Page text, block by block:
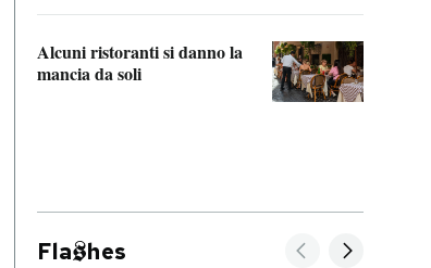
Alcuni ristoranti si danno la
mancia da soli
Fla hes